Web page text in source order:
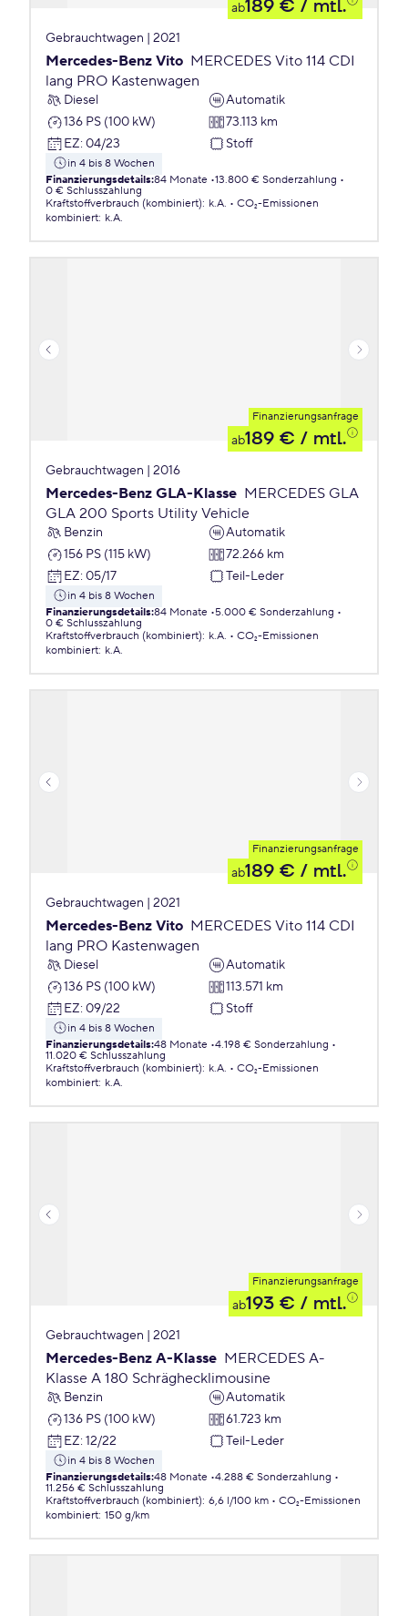
ab189 € / mtl.
Gebrauchtwagen | 2021
Mercedes-Benz Vito MERCEDES Vito 114 CDI
lang PRO Kastenwagen
Diesel
Automatik
136 PS (100 kW)
73.113 km
EZ: 04/23 Stoff
in 4 bis 8 Wochen
Finanzierungsdetails:84 Monate 13.800 € Sonderzahlung
0 € Schlusszahlung
Kraftstoffverbrauch (kombiniert): k.A.
CO₂-Emissionen
kombiniert: k.A.
Finanzierungsanfrage
ab189 € / mtl.
Gebrauchtwagen | 2016
Mercedes-Benz GLA-Klasse MERCEDES GLA
GLA 200 Sports Utility Vehicle
Benzin
Automatik
156 PS (115 kW)
72.266 km
EZ: 05/17 Teil-Leder
in 4 bis 8 Wochen
Finanzierungsdetails:84 Monate 5.000 € Sonderzahlung
0 € Schlusszahlung
Kraftstoffverbrauch (kombiniert): k.A.
CO₂-Emissionen
kombiniert: k.A.
Finanzierungsanfrage
ab189 € / mtl.
Gebrauchtwagen | 2021
Mercedes-Benz Vito MERCEDES Vito 114 CDI
lang PRO Kastenwagen
Diesel
Automatik
136 PS (100 kW)
113.571 km
EZ: 09/22 Stoff
in 4 bis 8 Wochen
Finanzierungsdetails:48 Monate 4.198 € Sonderzahlung
11.020 € Schlusszahlung
Kraftstoffverbrauch (kombiniert): k.A.
CO₂-Emissionen
kombiniert: k.A.
Finanzierungsanfrage
ab193 € / mtl.
Gebrauchtwagen | 2021
Mercedes-Benz A-Klasse MERCEDES A-
Klasse A 180 Schräghecklimousine
Benzin
Automatik
136 PS (100 kW)
61.723 km
EZ: 12/22 Teil-Leder
in 4 bis 8 Wochen
Finanzierungsdetails:48 Monate 4.288 € Sonderzahlung
11.256 € Schlusszahlung
Kraftstoffverbrauch (kombiniert): 6,6 l/100 km
CO₂-Emissionen
kombiniert: 150 g/km